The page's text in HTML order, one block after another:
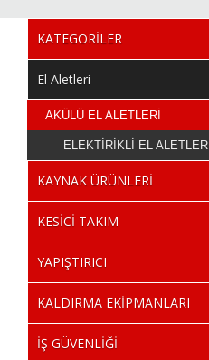
KATEGORİLER
El Aletleri
AKÜLÜ EL ALETLERİ
ELEKTİRİKLİ EL ALETLERİ
KAYNAK ÜRÜNLERİ
KESİCİ TAKIM
YAPIŞTIRICI
KALDIRMA EKİPMANLARI
İŞ GÜVENLİĞİ